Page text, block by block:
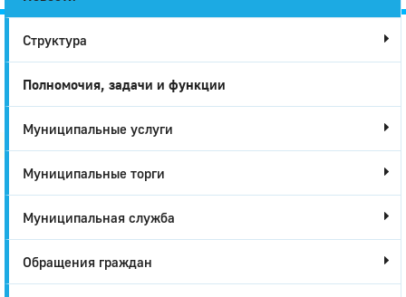
Город
Глазов
Структура
Полномочия, задачи и функции
Муниципальные услуги
Муниципальные торги
Муниципальная служба
Обращения граждан